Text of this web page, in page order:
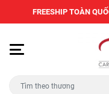
FREESHIP TOÀN